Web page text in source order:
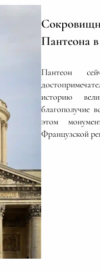
Пантеона
Пантеон
историю
благополучие
этом
Французской